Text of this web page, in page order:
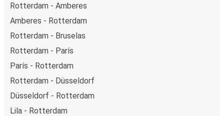
Rotterdam - Amberes
Amberes - Rotterdam
Rotterdam - Bruselas
Rotterdam - París
París - Rotterdam
Rotterdam - Düsseldorf
Düsseldorf - Rotterdam
Lila - Rotterdam